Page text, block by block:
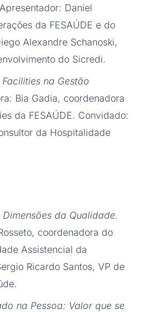
Daniel
da FESAÚDE e do
Alexandre Schanoski,
do Sicredi.
na Gestão
Bia Gadia, coordenadora
da FESAÚDE. Convidado:
da Hospitalidade
da Qualidade.
coordenadora do
Assistencial da
Ricardo Santos, VP de
na Pessoa: Valor que se